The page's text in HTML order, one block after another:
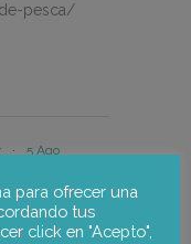
pesca/
· 5 Ago
and
the fishing
para ofrecer una
tus
click en "Acepto",